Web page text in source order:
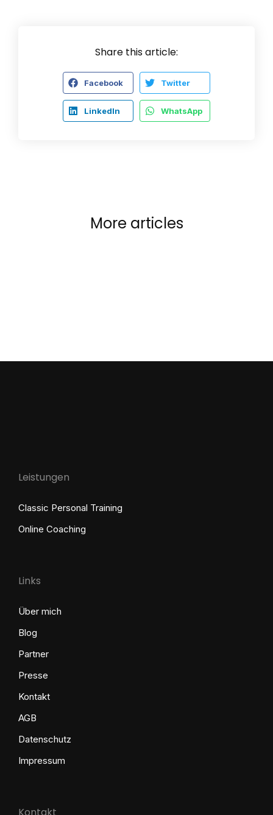
Share this article:
Facebook Twitter
LinkedIn WhatsApp
More articles
Leistungen
Classic Personal Training
Online Coaching
Links
Über mich
Blog
Partner
Presse
Kontakt
AGB
Datenschutz
Impressum